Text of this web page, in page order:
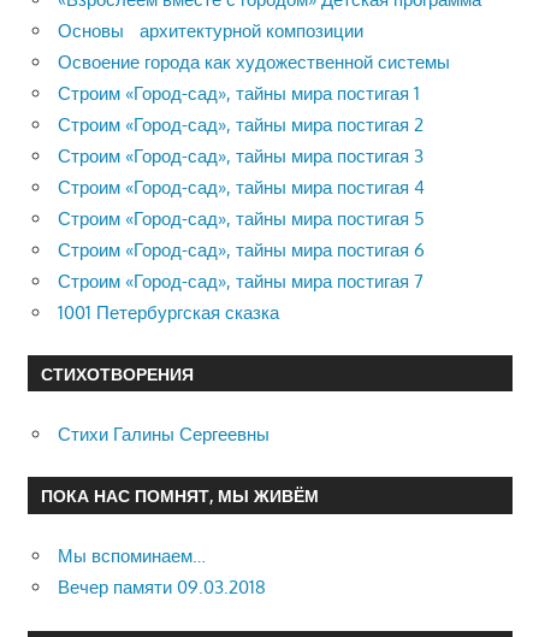
Основы архитектурной композиции
Освоение города как художественной системы
Строим «Город-сад», тайны мира постигая 1
Строим «Город-сад», тайны мира постигая 2
Строим «Город-сад», тайны мира постигая 3
Строим «Город-сад», тайны мира постигая 4
Строим «Город-сад», тайны мира постигая 5
Строим «Город-сад», тайны мира постигая 6
Строим «Город-сад», тайны мира постигая 7
1001 Петербургская сказка
СТИХОТВОРЕНИЯ
Стихи Галины Сергеевны
ПОКА НАС ПОМНЯТ, МЫ ЖИВЁМ
Мы вспоминаем…
Вечер памяти 09.03.2018